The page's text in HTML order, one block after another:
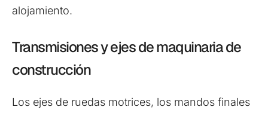
alojamiento.
Transmisiones y ejes de maquinaria de
construcción
Los ejes de ruedas motrices, los mandos finales